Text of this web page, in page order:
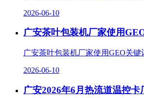
2026-06-10
广安茶叶包装机厂家使用
广安茶叶包装机厂家使用GEO关
2026-06-10
广安2026年6月热流道温控